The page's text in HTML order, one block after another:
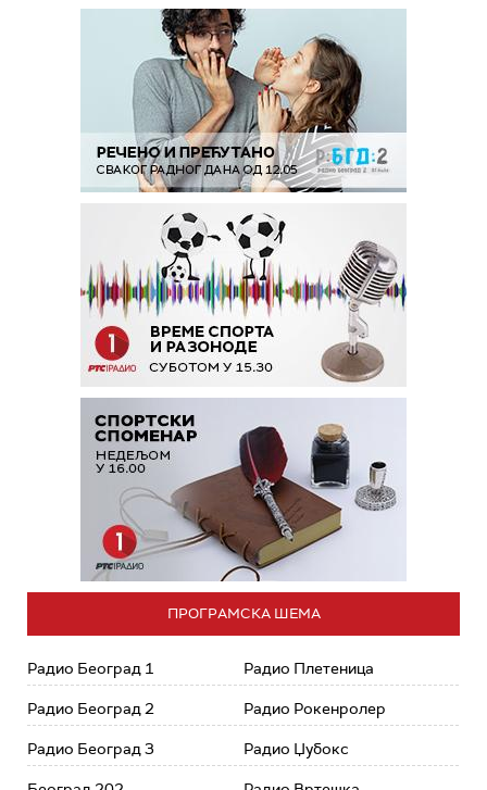
ПРОГРАМСКА ШЕМА
Радио Београд 1
Радио Београд 2
Радио Београд 3
Радио Плетеница
Радио Рокенролер
Радио Џубокс